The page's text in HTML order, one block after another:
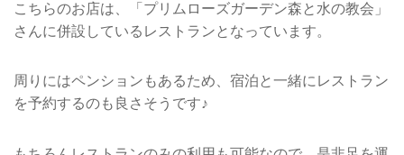
こちらのお店は、「プリムローズガーデン森と水の教会」
さんに併設しているレストランとなっています。
周りにはペンションもあるため、宿泊と一緒にレストラン
を予約するのも良さそうです♪